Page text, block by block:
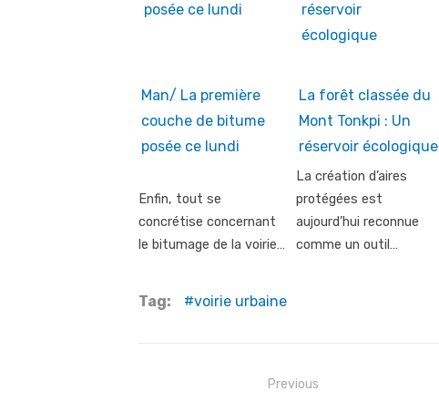
Man/ La première
couche de bitume
posée ce lundi
Enfin, tout se
concrétise concernant
le bitumage de la voirie…
La forêt classée du
Mont Tonkpi : Un
réservoir écologique
La création d’aires
protégées est
aujourd’hui reconnue
comme un outil…
Tag: voirie urbaine
Previous